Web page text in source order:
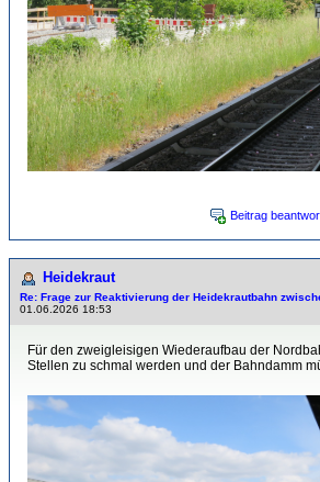
Beitrag
Heidekraut
Re: Frage zur Reaktivierung der Heidekrautbahn
01.06.2026 18:53
Für den zweigleisigen Wiederaufbau der
Stellen zu schmal werden und der Bahndamm